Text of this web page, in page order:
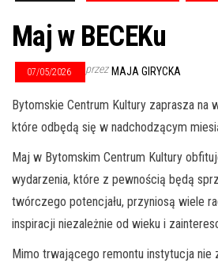
Maj w BECEKu
07/05/2026 przez MAJA GIRYCKA
Bytomskie Centrum Kultury zaprasza na
które odbędą się w nadchodzącym
Maj w Bytomskim Centrum Kultury
wydarzenia, które z pewnością będą
twórczego potencjału, przyniosą wiele
inspiracji niezależnie od wieku i
Mimo trwającego remontu instytucja nie